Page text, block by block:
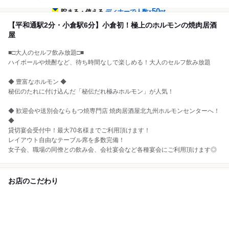
貯まる・使えるディナーで人数×50pt
【平和通駅2分・小倉駅6分】小倉初！極上のホルモンの焼肉居酒
屋
■□大人のセルフ飲み放題□■
ハイボールや焼酎など、待ち時間なしで楽しめる！大人のセルフ飲み放題
◆ 豊富なホルモン ◆
秘伝のたれに付け込んだ「秘伝だれ極みホルモン」が人気！
◆ 歓迎会や送別会ならもつ焼専門店 焼肉居酒屋北九州ホルモンセンターへ！
◆
貸切宴会受付中！最大70名様までご利用頂けます！
レイアウト自由なテーブル席を多数完備！
女子会、職場の同僚との飲み会、会社宴会など各種宴会にご利用頂けます◎
お店のこだわり